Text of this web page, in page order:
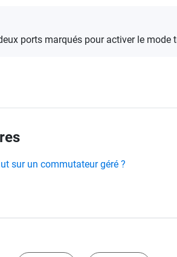
ports marqués pour activer le mode
sur un commutateur géré ?